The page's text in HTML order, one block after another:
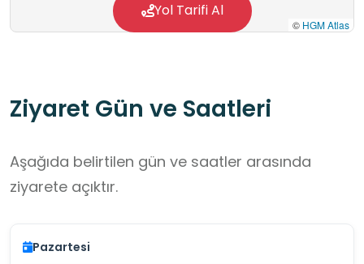
© HGM Atlas
Yol Tarifi Al
Ziyaret Gün ve Saatleri
Aşağıda belirtilen gün ve saatler arasında
ziyarete açıktır.
Pazartesi